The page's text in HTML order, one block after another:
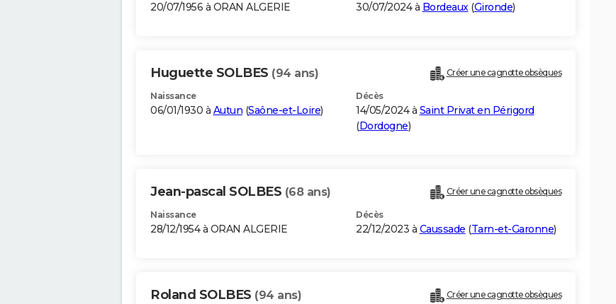
20/07/1956 à ORAN ALGERIE 30/07/2024 à Bordeaux(Gironde)
Huguette SOLBES (94 ans) Créer une cagnotte obsèques
Naissance
06/01/1930 à Autun (Saône-et-Loire)
Décès
14/05/2024 à Saint Privat en Périgord
(Dordogne)
Jean-pascal SOLBES (68 ans) Créer une cagnotte obsèques
Naissance
28/12/1954 à ORAN ALGERIE
Décès
22/12/2023 à Caussade (Tarn-et-Garonne)
Roland SOLBES (94 ans) Créer une cagnotte obsèques